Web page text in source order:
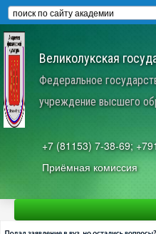
Великолукская
Федеральное
учреждение высшего
+7 (81153) 7-38-69;
Приёмная комиссия